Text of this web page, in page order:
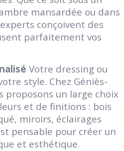
mansardée ou dans
conçoivent des
parfaitement vos
Votre dressing ou
style. Chez Géniès-
proposons un large choix
et de finitions : bois
miroirs, éclairages
pensable pour créer un
et esthétique.